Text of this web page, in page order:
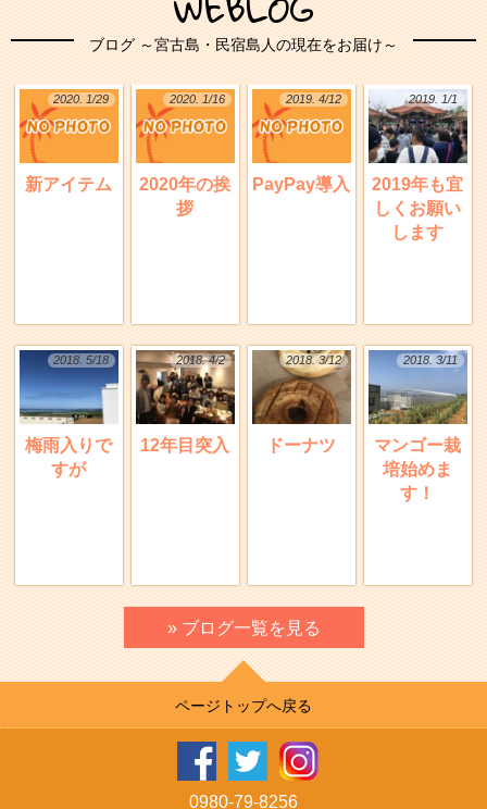
ブログ ～宮古島・民宿島人の現在をお届け～
2020. 1/29
新アイテム
2020. 1/16
2020年の挨
拶
2019. 4/12
PayPay導入
2019. 1/1
2019年も宜
しくお願い
します
2018. 5/18
梅雨入りで
すが
2018. 4/2
12年目突入
2018. 3/12
ドーナツ
2018. 3/11
マンゴー栽
培始めま
す！
» ブログ一覧を見る
ページトップへ戻る
0980-79-8256